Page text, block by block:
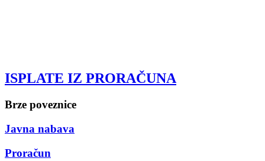
ISPLATE IZ PRORAČUNA
Brze poveznice
Javna nabava
Proračun